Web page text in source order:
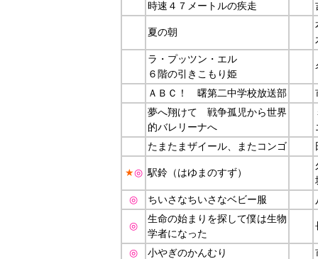
時速４７メートルの疾走
夏の朝
ラ・プッツン・エル
６階の引きこもり姫
ＡＢＣ！ 曙第二中学校放送部
夢へ翔けて 戦争孤児から世界
的バレリーナへ
たまたまザイール、またコンゴ
★◎ 駅鈴（はゆまのすず）
◎
ちいさなちいさなベビー服
◎
生命の始まりを探して僕は生物
学者になった
◎ 小やぎのかんむり